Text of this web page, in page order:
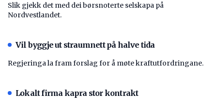
Slik gjekk det med dei børsnoterte selskapa på
Nordvestlandet.
Vil byggje ut straumnett på halve tida
Regjeringa la fram forslag for å møte kraftutfordringane.
Lokalt firma kapra stor kontrakt